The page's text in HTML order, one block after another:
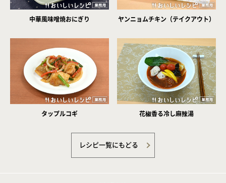
中華風味噌焼おにぎり ヤンニョムチキン（テイクアウト）
タップルコギ 花椒香る冷し麻辣湯
レシピ一覧にもどる